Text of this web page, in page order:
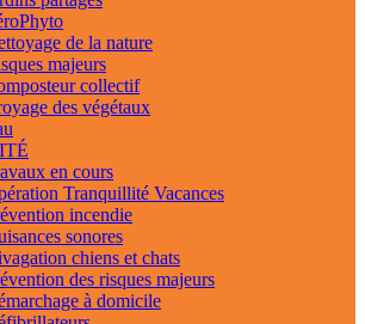
de la nature
majeurs
collectif
des végétaux
en cours
Tranquillité Vacances
incendie
sonores
chiens et chats
des risques majeurs
à domicile